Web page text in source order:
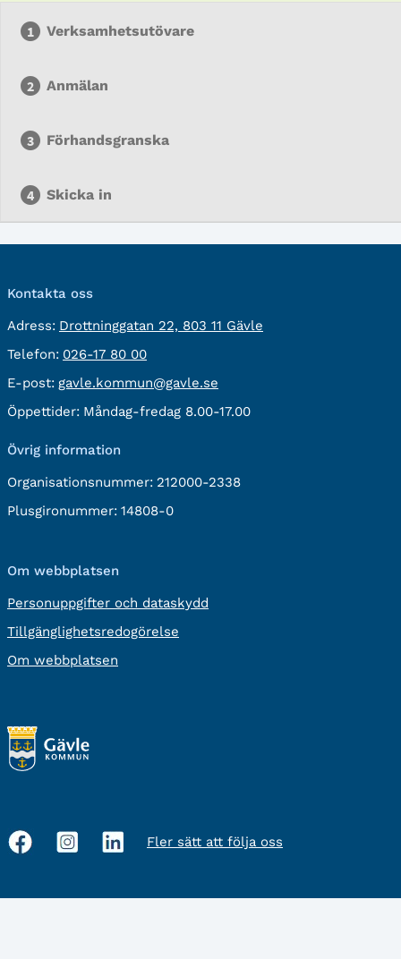
Verksamhetsutövare
Anmälan
Förhandsgranska
Skicka in
Kontakta oss
Adress: besöksadress:
Drottninggatan 22, 803 11 Gävle
Telefon: Telefon:
026-17 80 00
E-post: E-
post:
gavle.kommun@gavle.se
Öppettider: Måndag-fredag 8.00-17.00
Övrig information
Organisationsnummer: 212000-2338
Plusgironummer: 14808-0
Om webbplatsen
Personuppgifter och dataskydd
Tillgänglighetsredogörelse
Om webbplatsen
Sociala
Fler sätt att följa oss